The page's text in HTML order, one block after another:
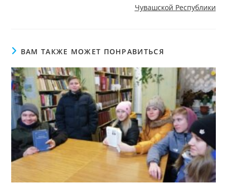
Чувашской Республики
ВАМ ТАКЖЕ МОЖЕТ ПОНРАВИТЬСЯ